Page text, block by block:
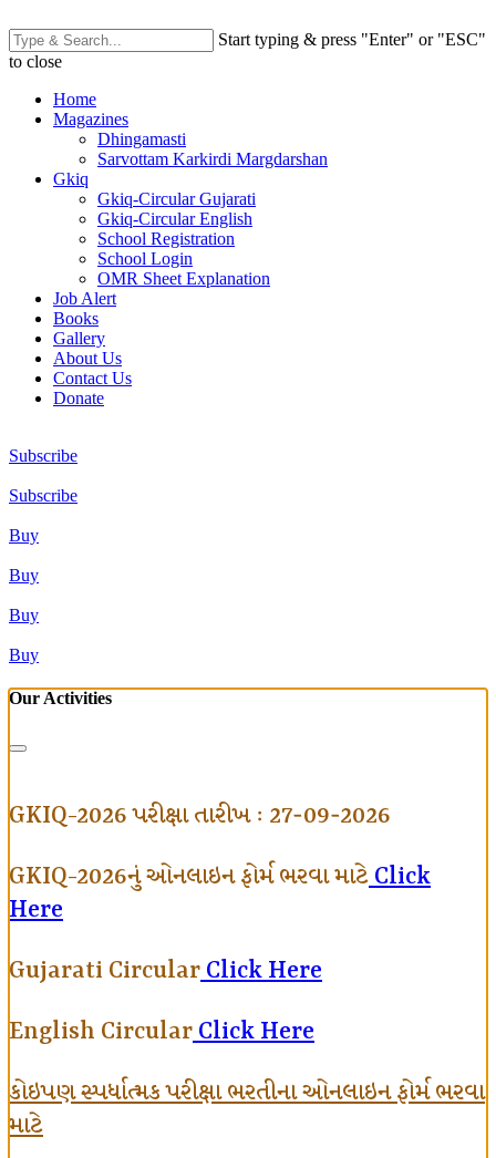
Start typing & press "Enter" or "ESC"
to close
Home
Magazines
Dhingamasti
Sarvottam Karkirdi Margdarshan
Gkiq
Gkiq-Circular Gujarati
Gkiq-Circular English
School Registration
School Login
OMR Sheet Explanation
Job Alert
Books
Gallery
About Us
Contact Us
Donate
Subscribe
Subscribe
Buy
Buy
Buy
Buy
Our Activities
GKIQ-2026 પરીક્ષા તારીખ : 27-09-2026
GKIQ-2026નું ઓનલાઇન ફોર્મ ભરવા માટે Click
Here
Gujarati Circular Click Here
English Circular Click Here
કોઇપણ સ્પર્ધાત્મક પરીક્ષા ભરતીના ઓનલાઇન ફોર્મ ભરવા
માટે